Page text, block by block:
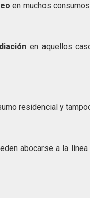
en muchos
en aquellos
residencial y
abocarse a la